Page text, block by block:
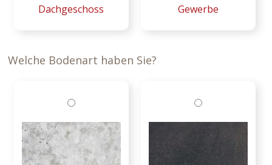
Dachgeschoss Gewerbe
Welche Bodenart haben Sie?